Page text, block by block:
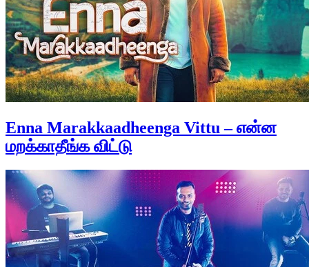
Enna Marakkaadheenga Vittu – என்ன
மறக்காதீங்க விட்டு